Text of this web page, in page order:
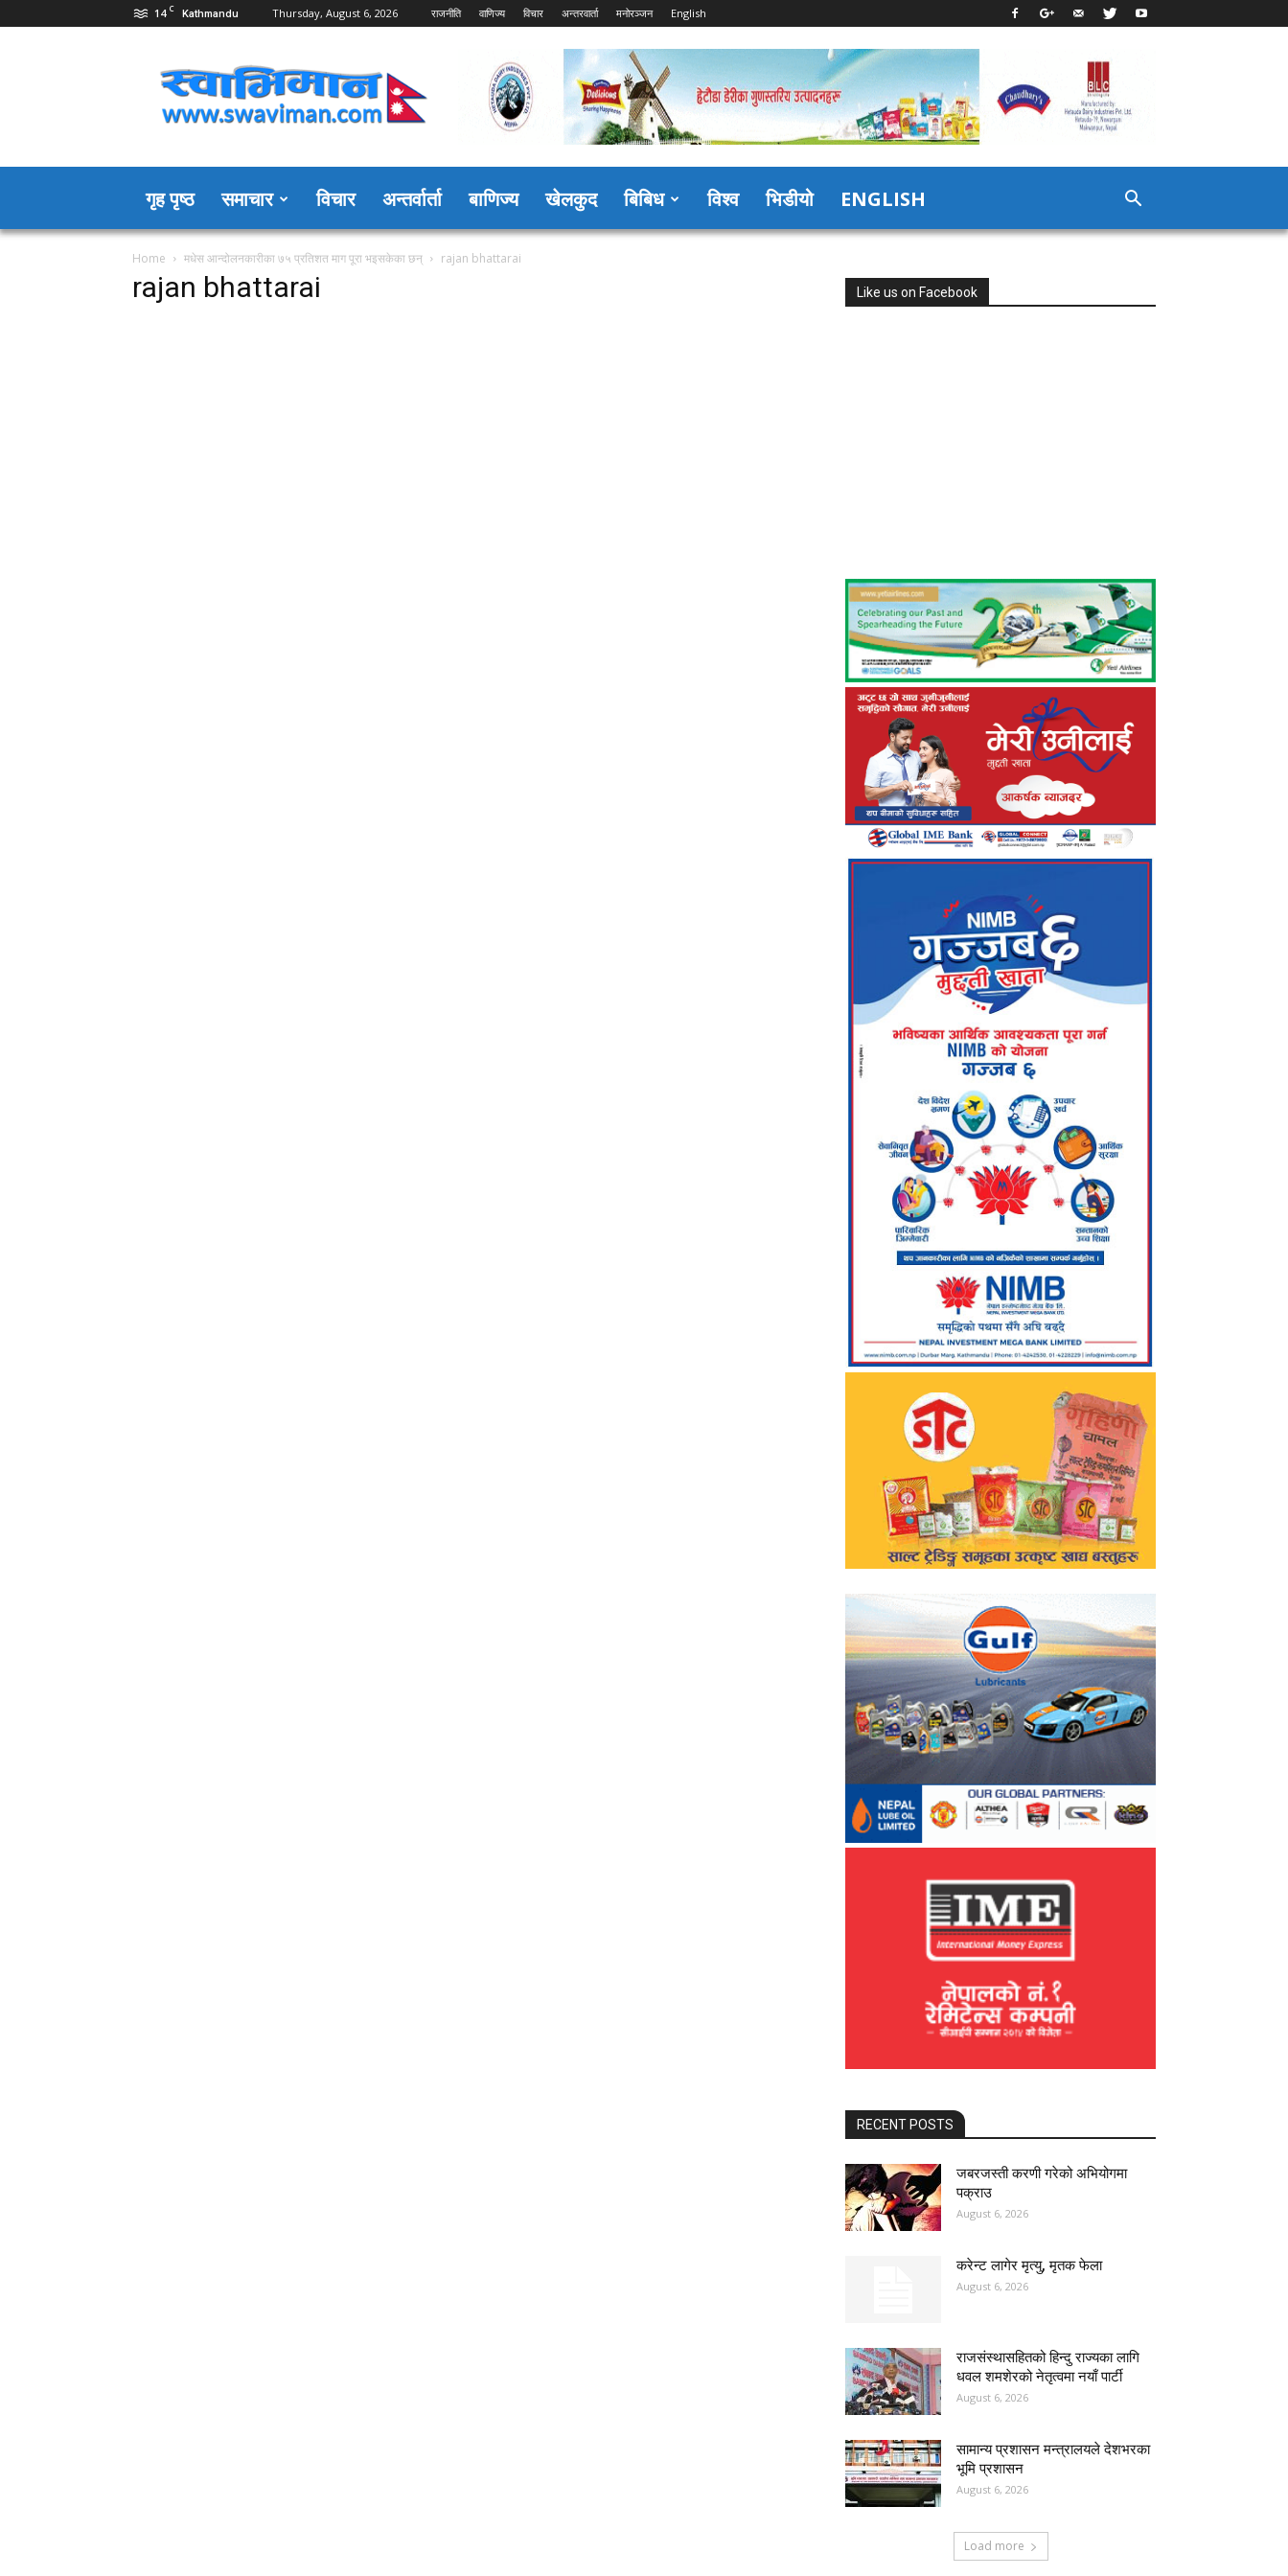
14 C Kathmandu Thursday, August 6, 2026 राजनीति वाणिज्य विचार अन्तरवार्ता मनोरञ्जन English
Swaviman
Nepal
गृह पृष्ठ समाचार विचार अन्तर्वार्ता बाणिज्य खेलकुद बिबिध विश्व भिडीयो ENGLISH
Home मधेस आन्दोलनकारीका ७५ प्रतिशत माग पूरा भइसकेका छन् rajan bhattarai
rajan bhattarai Like us on Facebook
RECENT POSTS
जबरजस्ती करणी गरेको अभियोगमा
पक्राउ
August 6, 2026
करेन्ट लागेर मृत्यु, मृतक फेला
August 6, 2026
राजसंस्थासहितको हिन्दु राज्यका लागि
धवल शमशेरको नेतृत्वमा नयाँ पार्टी
August 6, 2026
सामान्य प्रशासन मन्त्रालयले देशभरका
भूमि प्रशासन
August 6, 2026
Load more